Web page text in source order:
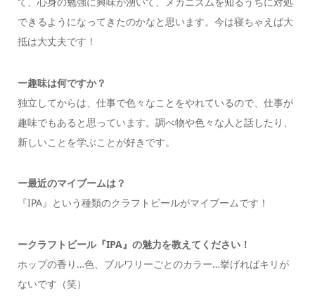
できるようになってきたのかなと思います。今は寝ちゃえば大
抵は大丈夫です！
ー趣味は何ですか？
独立してからは、仕事で色々なことをやれているので、仕事が
趣味でもあると思っています。調べ物や色々な人と話したり、
新しいことを学ぶことが好きです。
ー最近のマイブームは？
『IPA』という種類のクラフトビールがマイブームです！
ークラフトビール『IPA』の魅力を教えてください！
ホップの香り…色、ブルワリーごとのカラー…挙げればキリが
ないです（笑）